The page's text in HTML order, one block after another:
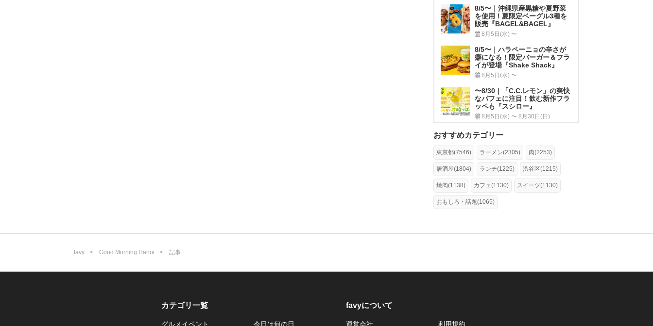
8/5〜｜沖縄県産黒糖や夏野菜
を使用！夏限定ベーグル3種を
販売『BAGEL&BAGEL』
8月5日(水) 〜
8/5〜｜ハラペーニョの辛さが
癖になる！限定バーガー＆フラ
イが登場『Shake Shack』
8月5日(水) 〜
〜8/30｜「C.C.レモン」の爽快
なパフェに注目！飲む新作フラ
ッペも『スシロー』
8月5日(水) 〜 8月30日(日)
おすすめカテゴリー
東京都(7546) ラーメン(2305) 肉(2253)
居酒屋(1804) ランチ(1225) 渋谷区(1215)
焼肉(1138) カフェ(1130) スイーツ(1130)
おもしろ・話題(1065)
favy Good Morning Hanoi 記事
カテゴリ一覧
グルメイベント 今日は何の日
favyについて
運営会社 利用規約